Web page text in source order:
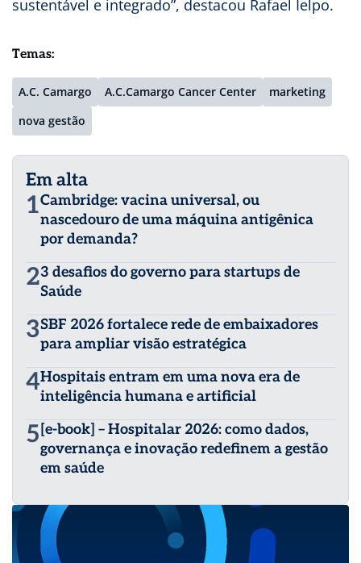
sustentável e integrado”, destacou Rafael Ielpo.
Temas:
A.C. Camargo A.C.Camargo Cancer Center
marketing
nova gestão
Em alta
1Cambridge: vacina universal, ou
nascedouro de uma máquina antigênica
por demanda?
23 desafios do governo para startups de
Saúde
3SBF 2026 fortalece rede de embaixadores
para ampliar visão estratégica
4Hospitais entram em uma nova era de
inteligência humana e artificial
5 [e-book] – Hospitalar 2026: como dados,
governança e inovação redefinem a gestão
em saúde